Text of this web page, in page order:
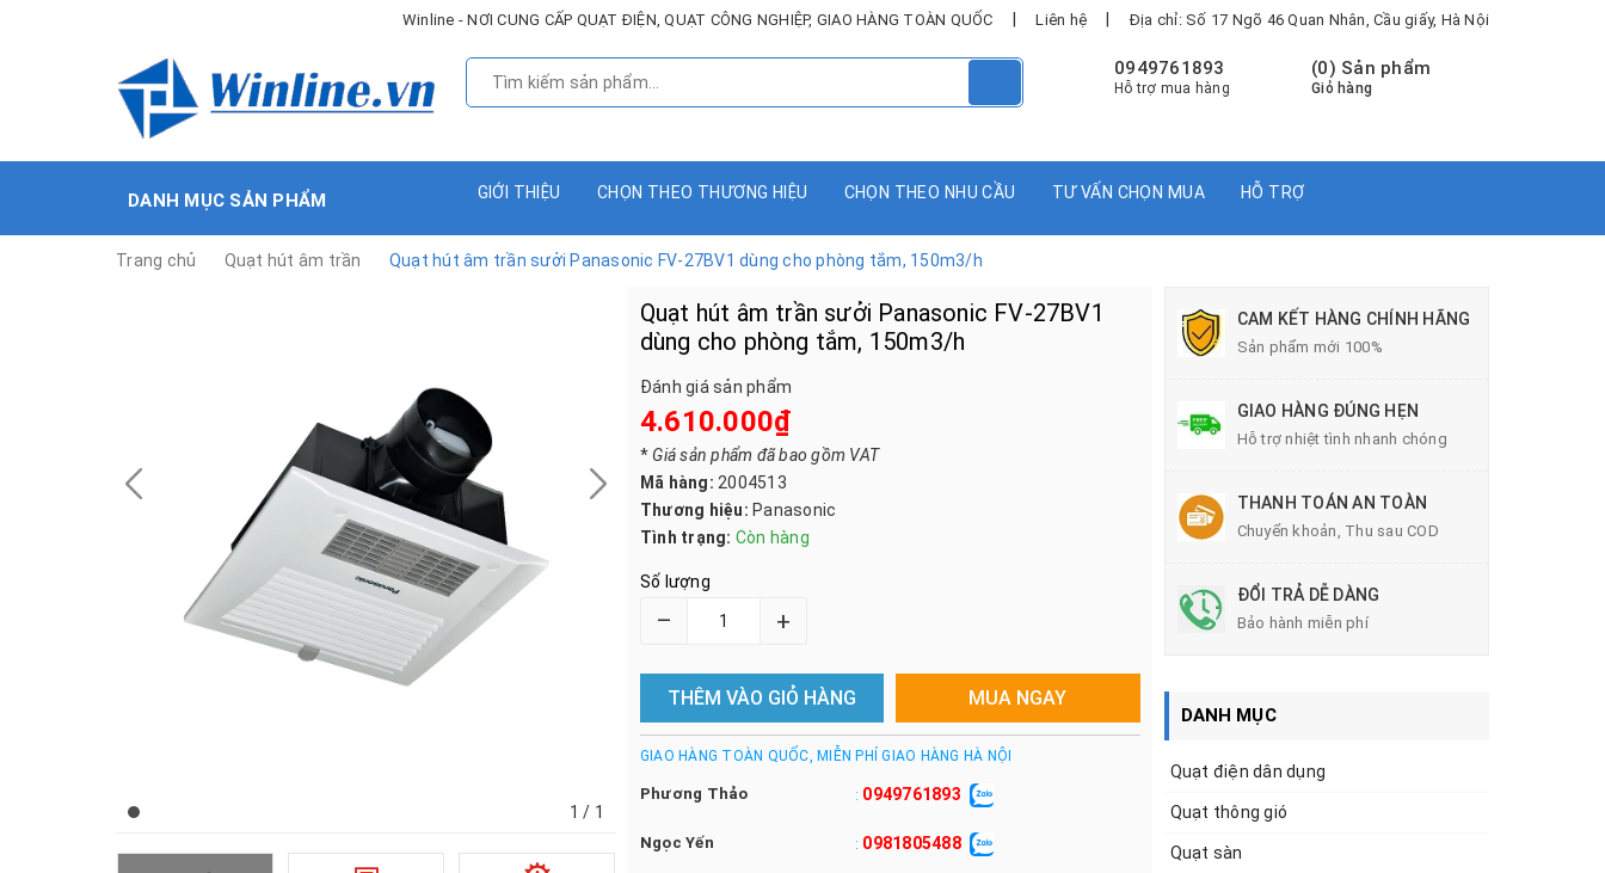
Winline - NƠI CUNG CẤP QUẠT ĐIỆN, QUẠT CÔNG NGHIỆP, GIAO HÀNG TOÀN QUỐC Liên hệ Địa chỉ: Số 17 Ngõ 46 Quan Nhân, Cầu giấy, Hà Nội
(0) Sản phẩm
Giỏ hàng
0949761893
Hỗ trợ mua hàng
DANH MỤC SẢN PHẨM GIỚI THIỆU CHỌN THEO THƯƠNG HIỆU CHỌN THEO NHU CẦU TƯ VẤN CHỌN MUA HỖ TRỢ
Trang chủ Quạt hút âm trần Quạt hút âm trần sưởi Panasonic FV-27BV1 dùng cho phòng tắm, 150m3/h
1 / 1
Quạt hút âm trần sưởi Panasonic FV-27BV1
dùng cho phòng tắm, 150m3/h
Đánh giá sản phẩm
4.610.000₫
*Giá sản phẩm đã bao gồm VAT
Mã hàng: 2004513
Thương hiệu: Panasonic
Tình trạng: Còn hàng
Số lượng
– +
THÊM VÀO GIỎ HÀNG MUA NGAY
GIAO HÀNG TOÀN QUỐC, MIỄN PHÍ GIAO HÀNG HÀ NỘI
Phương Thảo : 0949761893
Ngọc Yến : 0981805488
CAM KẾT HÀNG CHÍNH HÃNG
Sản phẩm mới 100%
GIAO HÀNG ĐÚNG HẸN
Hỗ trợ nhiệt tình nhanh chóng
THANH TOÁN AN TOÀN
Chuyển khoản, Thu sau COD
ĐỔI TRẢ DỄ DÀNG
Bảo hành miễn phí
DANH MỤC
Quạt điện dân dụng
Quạt thông gió
Quạt sàn